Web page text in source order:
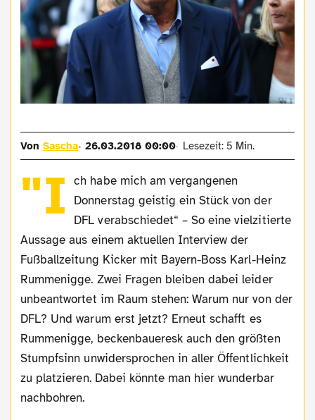
VonSascha 26.03.2018 00:00 Lesezeit: 5 Min.
"I
ch habe mich am vergangenen
Donnerstag geistig ein Stück von der
DFL verabschiedet“ – So eine vielzitierte
Aussage aus einem aktuellen Interview der
Fußballzeitung Kicker mit Bayern-Boss Karl-Heinz
Rummenigge. Zwei Fragen bleiben dabei leider
unbeantwortet im Raum stehen: Warum nur von der
DFL? Und warum erst jetzt? Erneut schafft es
Rummenigge, beckenbaueresk auch den größten
Stumpfsinn unwidersprochen in aller Öffentlichkeit
zu platzieren. Dabei könnte man hier wunderbar
nachbohren.